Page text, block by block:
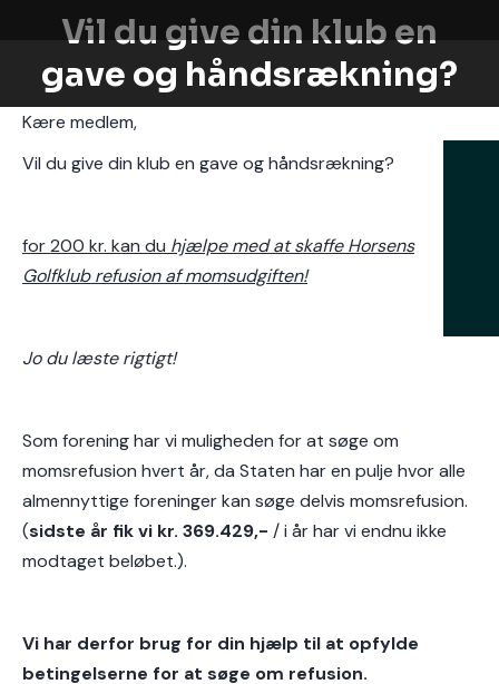
Vil du give din klub en
gave og håndsrækning?
Kære medlem,
Vil du give din klub en gave og håndsrækning?
for 200 kr. kan du hjælpe med at skaffe Horsens
Golfklub refusion af momsudgiften!
Jo du læste rigtigt!
Som forening har vi muligheden for at søge om
momsrefusion hvert år, da Staten har en pulje hvor alle
almennyttige foreninger kan søge delvis momsrefusion.
(sidste år fik vi kr. 369.429,- / i år har vi endnu ikke
modtaget beløbet.).
Vi har derfor brug for din hjælp til at opfylde
betingelserne for at søge om refusion.